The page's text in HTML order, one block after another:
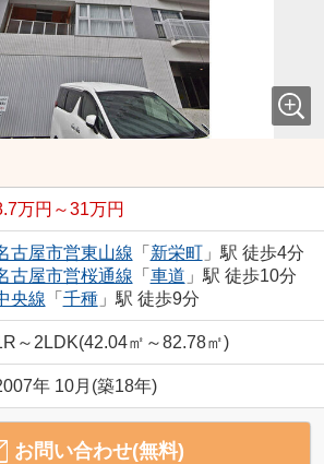
万円～31万円
古屋市営東山線 「 新栄町」駅 徒歩4分
古屋市営桜通線 「 車道 」駅 徒歩10分
央線 「 千種」駅 徒歩9分
～2LDK(42.04㎡～82.78㎡)
年 10月(築18年)
お問い合わせ(無料)